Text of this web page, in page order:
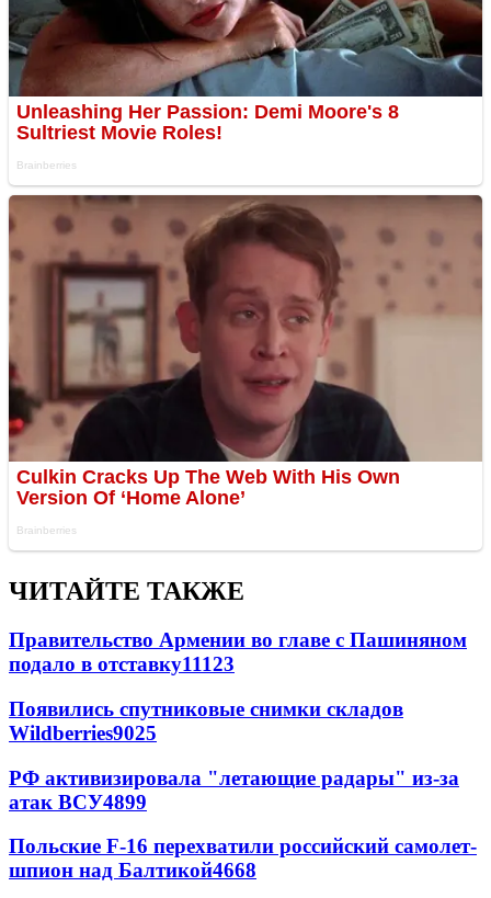
ЧИТАЙТЕ ТАКЖЕ
Правительство Армении во главе с Пашиняном
подало в отставку11123
Появились спутниковые снимки складов
Wildberries9025
РФ активизировала "летающие радары" из-за
атак ВСУ4899
Польские F-16 перехватили российский самолет-
шпион над Балтикой4668